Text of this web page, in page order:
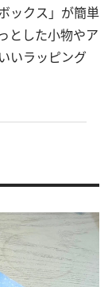
ックス」が簡単
とした小物やア
いラッピング